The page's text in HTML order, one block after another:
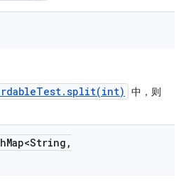
中，则
Map<String ,